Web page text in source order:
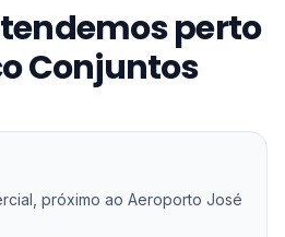
perto
Conjuntos
próximo ao Aeroporto José